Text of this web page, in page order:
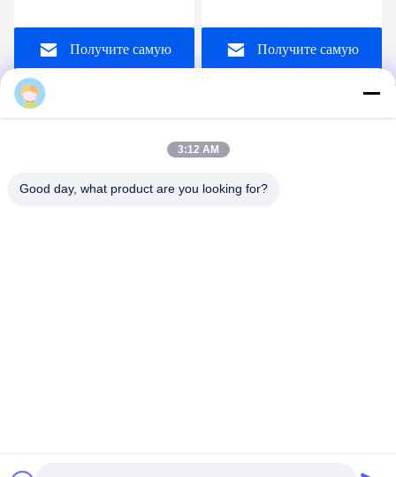
3:12 AM
Good day, what product are you looking for?